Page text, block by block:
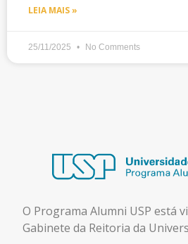
LEIA MAIS »
25/11/2025 No Comments
O Programa Alumni USP está
Gabinete da Reitoria da